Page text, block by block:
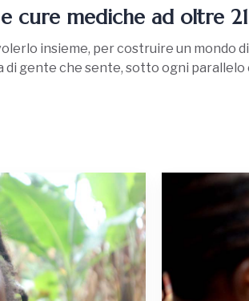
cure mediche ad oltre
insieme, per costruire un
gente che sente, sotto ogni parallelo